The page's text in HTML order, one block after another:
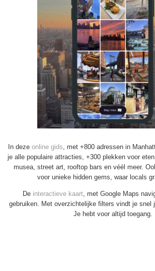
In deze online gids , met +800 adressen in
je alle populaire attracties, +300 plekken voor
musea, street art, rooftop bars en véél meer.
voor unieke hidden gems, waar locals
De interactieve kaart, met Google Maps
gebruiken. Met overzichtelijke filters vindt je snel
Je hebt voor altijd toegang.